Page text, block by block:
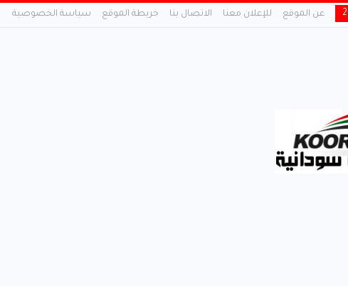
عن الموقع للإعلان معنا الاتصال بنا خريطة الموقع سياسة الخصوصية